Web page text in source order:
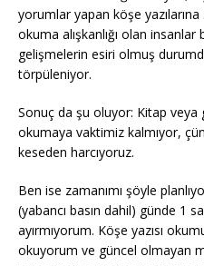
yorumlar yapan köşe
okuma alışkanlığı olan
gelişmelerin esiri olmuş
törpüleniyor.
Sonuç da şu oluyor: Kitap
okumaya vaktimiz kalmıyor,
keseden harcıyoruz.
Ben ise zamanımı şöyle
(yabancı basın dahil) günde 1
ayırmıyorum. Köşe yazısı
okuyorum ve güncel olmayan